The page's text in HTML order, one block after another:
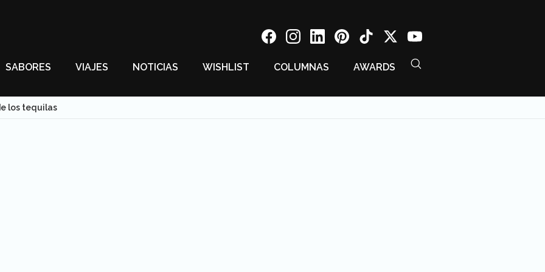
SABORES VIAJES NOTICIAS WISHLIST COLUMNAS AWARDS
los tequilas